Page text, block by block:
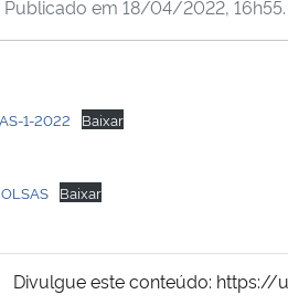
Publicado em 18/04/2022, 16h55
1-2022 Baixar
Baixar
Divulgue este conteúdo: https://